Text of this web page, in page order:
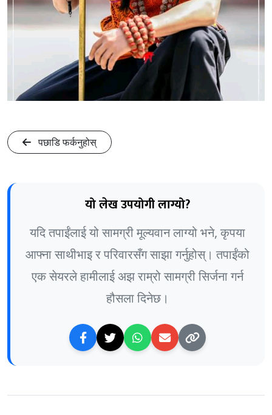
पछाडि फर्कनुहोस्
यो लेख उपयोगी लाग्यो?
यदि तपाईंलाई यो सामग्री मूल्यवान लाग्यो भने, कृपया
आफ्ना साथीभाइ र परिवारसँग साझा गर्नुहोस्। तपाईंको
एक सेयरले हामीलाई अझ राम्रो सामग्री सिर्जना गर्न
हौसला दिनेछ।